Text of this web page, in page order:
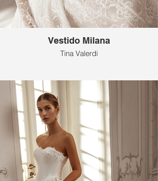
Vestido Milana
Tina Valerdi